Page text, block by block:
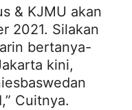
& KJMU akan
2021. Silakan
bertanya-
kini,
Cuitnya.